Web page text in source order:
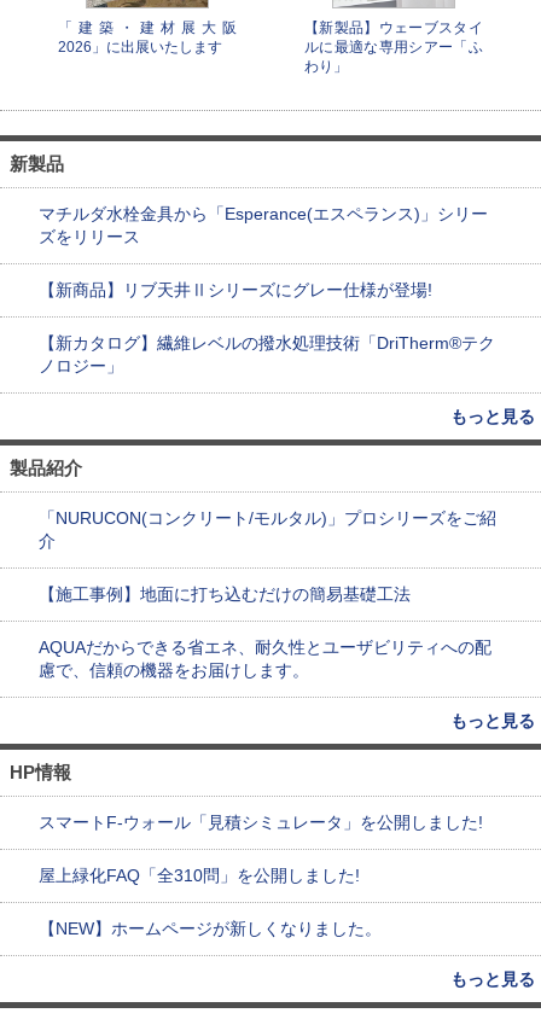
「建築・建材展大阪
2026」に出展いたします
【新製品】ウェーブスタイ
ルに最適な専用シアー「ふ
わり」
新製品
マチルダ水栓金具から「Esperance(エスペランス)」シリー
ズをリリース
【新商品】リブ天井Ⅱシリーズにグレー仕様が登場!
【新カタログ】繊維レベルの撥水処理技術「DriTherm®テク
ノロジー」
もっと見る
製品紹介
「NURUCON(コンクリート/モルタル)」プロシリーズをご紹
介
【施工事例】地面に打ち込むだけの簡易基礎工法
AQUAだからできる省エネ、耐久性とユーザビリティへの配
慮で、信頼の機器をお届けします。
もっと見る
HP情報
スマートF-ウォール「見積シミュレータ」を公開しました!
屋上緑化FAQ「全310問」を公開しました!
【NEW】ホームページが新しくなりました。
もっと見る